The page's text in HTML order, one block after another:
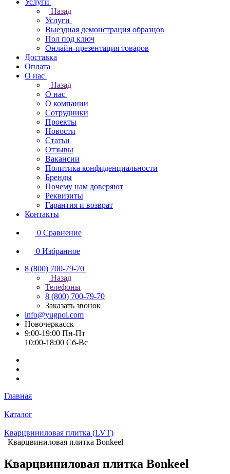
Услуги
Назад
Услуги
Выездная демонстрация образцов
Пол под ключ
Онлайн-презентация товаров
Доставка
Оплата
О нас
Назад
О нас
О компании
Сотрудники
Проекты
Новости
Статьи
Отзывы
Вакансии
Политика конфиденциальности
Бренды
Почему нам доверяют
Реквизиты
Гарантия и возврат
Контакты
0 Сравнение
0 Избранное
8 (800) 700-79-70
Назад
Телефоны
8 (800) 700-79-70
Заказать звонок
info@yugpol.com
Новочеркаcск
9:00-19:00 Пн-Пт
10:00-18:00 Cб-Вс
Главная
Каталог
Кварцвиниловая плитка (LVT)
Кварцвиниловая плитка Bonkeel
Кварцвиниловая плитка Bonkeel